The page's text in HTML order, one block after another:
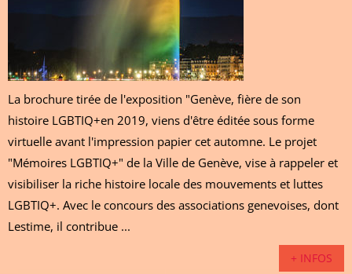
La brochure tirée de l'exposition "Genève, fière de son
histoire LGBTIQ+en 2019, viens d'être éditée sous forme
virtuelle avant l'impression papier cet automne. Le projet
"Mémoires LGBTIQ+" de la Ville de Genève, vise à rappeler et
visibiliser la riche histoire locale des mouvements et luttes
LGBTIQ+. Avec le concours des associations genevoises, dont
Lestime, il contribue ...
+ INFOS